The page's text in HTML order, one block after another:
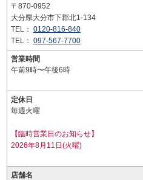
〒870-0952
大分県大分市下郡北1-134
TEL： 0120-816-840
TEL： 097-567-7700
営業時間
午前9時〜午後6時
定休日
毎週火曜
【臨時営業日のお知らせ】
2026年8月11日(火曜)
店舗名